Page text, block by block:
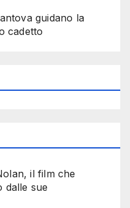
guidano la
cadetto
il film che
dalle sue